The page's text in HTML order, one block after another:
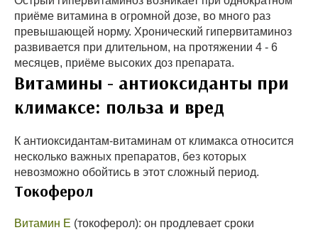
приёме витамина в огромной дозе, во много раз
превышающей норму. Хронический гипервитаминоз
развивается при длительном, на протяжении 4 - 6
месяцев, приёме высоких доз препарата.
Витамины - антиоксиданты при
климаксе: польза и вред
К антиоксидантам-витаминам от климакса относится
несколько важных препаратов, без которых
невозможно обойтись в этот сложный период.
Токоферол
Витамин Е (токоферол): он продлевает сроки